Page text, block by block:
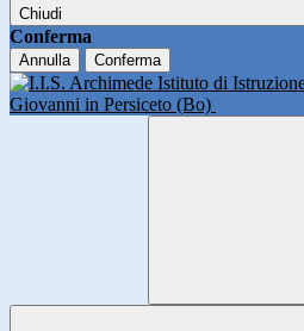
Chiudi
Conferma
Annulla Conferma
Istituto di
Giovanni in Persiceto (Bo)